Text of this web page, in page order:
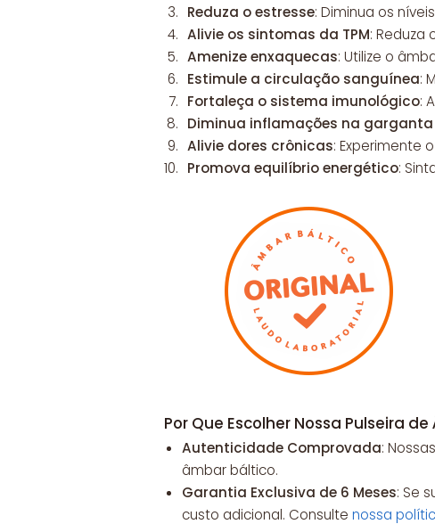
Reduza o estresse: Diminua os
Alivie os sintomas da TPM:
Amenize enxaquecas: Utilize o
Estimule a circulação sanguínea:
Fortaleça o sistema imunológico:
Diminua inflamações na
Alivie dores crônicas: Experimente
Promova equilíbrio energético:
Por Que Escolher Nossa Pulseira
Autenticidade Comprovada:
âmbar báltico.
Garantia Exclusiva de 6 Meses: Se
custo adicional. Consulte nossa